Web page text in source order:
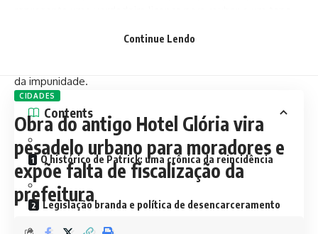
luta honestamente para sustentar sua família, vê seus bens
da impunidade.
Contents
O histórico de Patrick: uma crônica da reincidência
Legislação branda e política de desencarceramento
Continue Lendo
CIDADES
Obra do antigo Hotel Glória vira
pesadelo urbano para moradores e
expõe falta de fiscalização da
prefeitura